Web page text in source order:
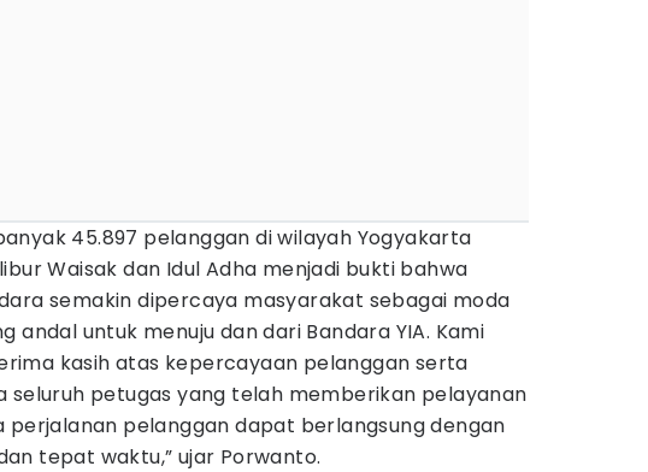
45.897 pelanggan di wilayah Yogyakarta
Waisak dan Idul Adha menjadi bukti bahwa
semakin dipercaya masyarakat sebagai moda
andal untuk menuju dan dari Bandara YIA. Kami
kasih atas kepercayaan pelanggan serta
seluruh petugas yang telah memberikan pelayanan
perjalanan pelanggan dapat berlangsung dengan
tepat waktu,” ujar Porwanto.